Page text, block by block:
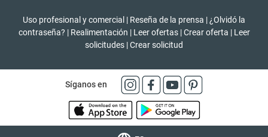
Uso profesional y comercial | Reseña de la prensa | ¿Olvidó la
contraseña? | Realimentación | Leer ofertas | Crear oferta | Leer
solicitudes |Crear solicitud
Síganos en